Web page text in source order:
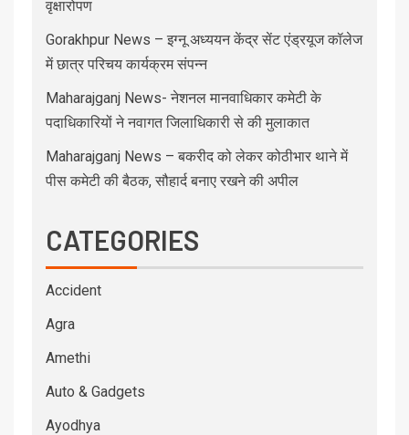
वृक्षारोपण
Gorakhpur News – इग्नू अध्ययन केंद्र सेंट एंड्रयूज कॉलेज
में छात्र परिचय कार्यक्रम संपन्न
Maharajganj News- नेशनल मानवाधिकार कमेटी के
पदाधिकारियों ने नवागत जिलाधिकारी से की मुलाकात
Maharajganj News – बकरीद को लेकर कोठीभार थाने में
पीस कमेटी की बैठक, सौहार्द बनाए रखने की अपील
CATEGORIES
Accident
Agra
Amethi
Auto & Gadgets
Ayodhya